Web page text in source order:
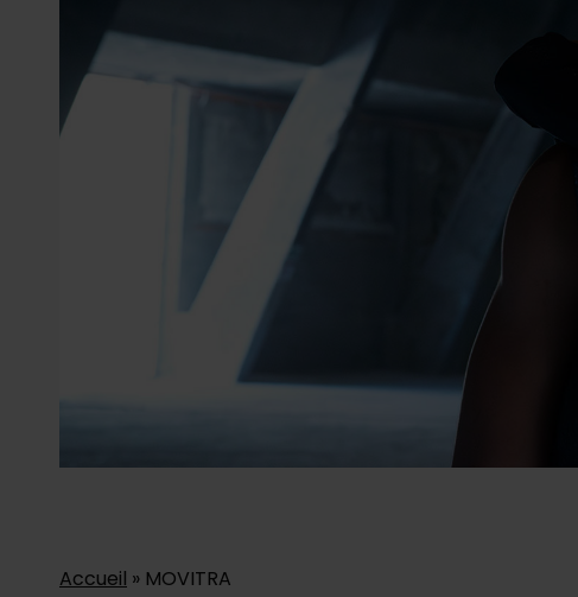
Accueil » MOVITRA